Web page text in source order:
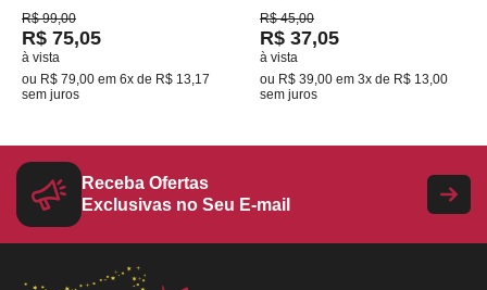
INTESIFICADOR DE
EREÇÃO
R$ 99,00
R$ 75,05
à vista
ou R$ 79,00 em 6x de R$ 13,17
sem juros
R$ 45,00
R$ 37,05
à vista
ou R$ 39,00 em 3x de R$ 13,00
sem juros
Receba Ofertas
Exclusivas no Seu E-mail